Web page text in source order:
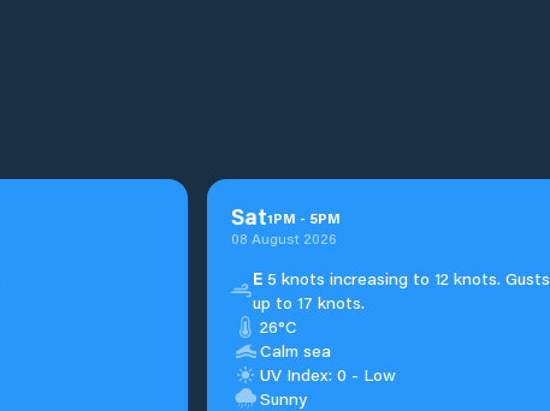
Sat1PM - 5PM
08 August 2026
E 5 knots increasing to 12 knots. Gusts
up to 17 knots.
26°C
Calm sea
UV Index: 0 - Low
Sunny